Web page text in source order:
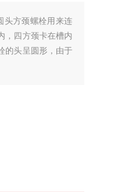
头方颈螺栓用来连
，四方颈卡在槽内
的头呈圆形，由于